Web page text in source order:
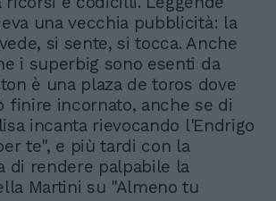
una vecchia pubblicità: la
si sente, si tocca. Anche
i superbig sono esenti da
è una plaza de toros dove
finire incornato, anche se di
incanta rievocando l'Endrigo
te", e più tardi con la
di rendere palpabile la
Martini su "Almeno tu